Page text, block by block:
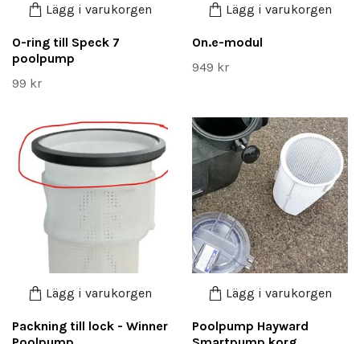
Lägg i varukorgen
O-ring till Speck 7
poolpump
99 kr
Lägg i varukorgen
On.e-modul
949 kr
Lägg i varukorgen
Packning till lock - Winner
Lägg i varukorgen
Poolpump Hayward